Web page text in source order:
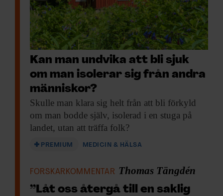
Kan man undvika att bli sjuk
om man isolerar sig från andra
människor?
Skulle man klara sig helt från att bli förkyld
om man bodde själv, isolerad i en stuga på
landet, utan att träffa folk?
PREMIUM MEDICIN & HÄLSA
FORSKARKOMMENTAR Thomas Tängdén
”Låt oss återgå till en saklig